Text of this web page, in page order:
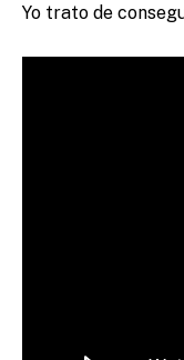
Yo trato de